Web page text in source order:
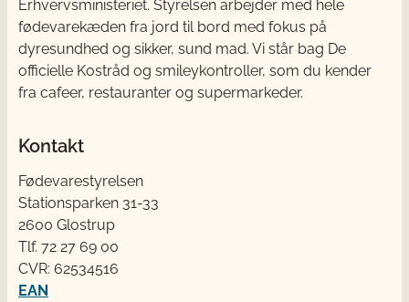
Erhvervsministeriet. Styrelsen arbejder med hele
fødevarekæden fra jord til bord med fokus på
dyresundhed og sikker, sund mad. Vi står bag De
officielle Kostråd og smileykontroller, som du kender
fra cafeer, restauranter og supermarkeder.
Kontakt
Fødevarestyrelsen
Stationsparken 31-33
2600 Glostrup
Tlf. 72 2​​​7 69 00
CVR: 62534516
EAN